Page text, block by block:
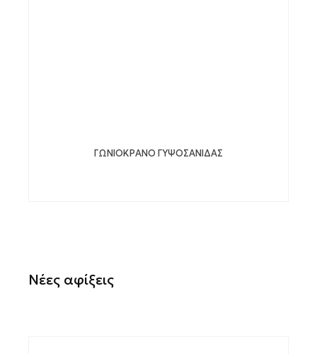
ΓΩΝΙΟΚΡΑΝΟ ΓΥΨΟΣΑΝΙΔΑΣ
Νέες αφίξεις